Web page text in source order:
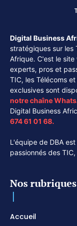
Digital Business
stratégiques sur les
Afrique. C'est le
experts, pros et
TIC, les Télécoms
exclusives sont
notre chaîne
Digital Business
674 61 01 68.
L'équipe de DBA
passionnés des
Nos rubriques
Accueil